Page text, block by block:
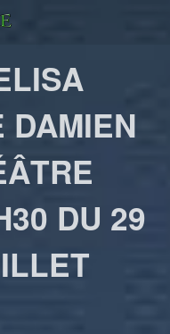
DAMIEN
DU 29